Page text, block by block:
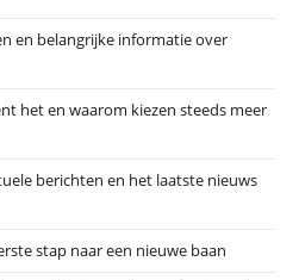
en belangrijke informatie over
het en waarom kiezen steeds meer
berichten en het laatste nieuws
stap naar een nieuwe baan